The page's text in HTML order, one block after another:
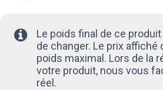
Le poids final de ce
de changer. Le prix affiché
poids maximal. Lors de la
votre produit, nous vous
réel.